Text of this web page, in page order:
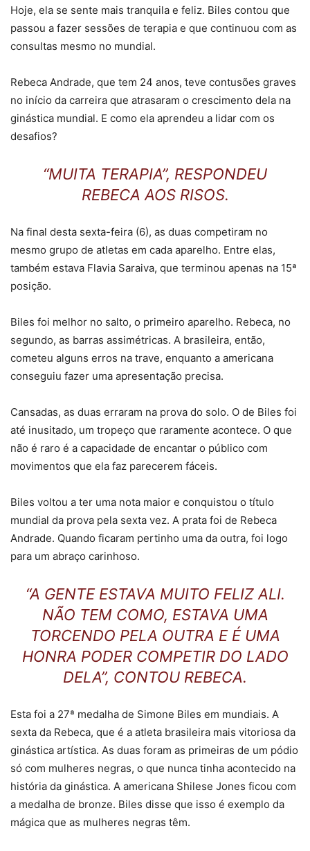
Hoje, ela se sente mais tranquila e feliz. Biles contou que
passou a fazer sessões de terapia e que continuou com as
consultas mesmo no mundial.
Rebeca Andrade, que tem 24 anos, teve contusões graves
no início da carreira que atrasaram o crescimento dela na
ginástica mundial. E como ela aprendeu a lidar com os
desafios?
“MUITA TERAPIA”, RESPONDEU
REBECA AOS RISOS.
Na final desta sexta-feira (6), as duas competiram no
mesmo grupo de atletas em cada aparelho. Entre elas,
também estava Flavia Saraiva, que terminou apenas na 15ª
posição.
Biles foi melhor no salto, o primeiro aparelho. Rebeca, no
segundo, as barras assimétricas. A brasileira, então,
cometeu alguns erros na trave, enquanto a americana
conseguiu fazer uma apresentação precisa.
Cansadas, as duas erraram na prova do solo. O de Biles foi
até inusitado, um tropeço que raramente acontece. O que
não é raro é a capacidade de encantar o público com
movimentos que ela faz parecerem fáceis.
Biles voltou a ter uma nota maior e conquistou o título
mundial da prova pela sexta vez. A prata foi de Rebeca
Andrade. Quando ficaram pertinho uma da outra, foi logo
para um abraço carinhoso.
“A GENTE ESTAVA MUITO FELIZ ALI.
NÃO TEM COMO, ESTAVA UMA
TORCENDO PELA OUTRA E É UMA
HONRA PODER COMPETIR DO LADO
DELA”, CONTOU REBECA.
Esta foi a 27ª medalha de Simone Biles em mundiais. A
sexta da Rebeca, que é a atleta brasileira mais vitoriosa da
ginástica artística. As duas foram as primeiras de um pódio
só com mulheres negras, o que nunca tinha acontecido na
história da ginástica. A americana Shilese Jones ficou com
a medalha de bronze. Biles disse que isso é exemplo da
mágica que as mulheres negras têm.